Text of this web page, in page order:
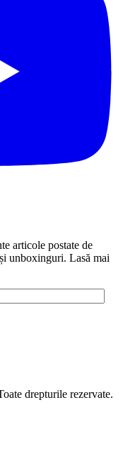
articole postate de
unboxinguri. Lasă mai
drepturile rezervate.